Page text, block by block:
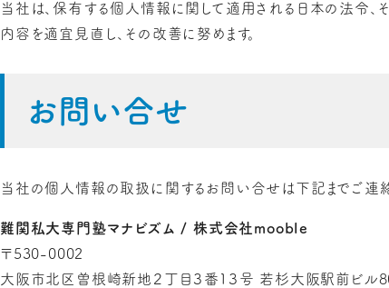
当社は、保有する個人情報に関して適用される日本の法令、
内容を適宜見直し、その改善に努めます。
お問い合せ
当社の個人情報の取扱に関するお問い合せは下記までご連絡
難関私大専門塾マナビズム / 株式会社mooble
〒530-0002
大阪市北区曽根崎新地２丁目３番１３号 若杉大阪駅前ビル